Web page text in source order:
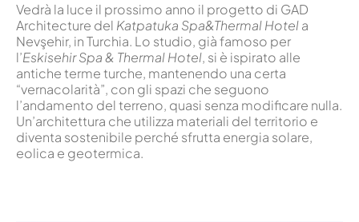
Vedrà la luce il prossimo anno il progetto di GAD
Architecture del Katpatuka Spa&Thermal Hotela
Nevşehir, in Turchia. Lo studio, già famoso per
l’Eskisehir Spa & Thermal Hotel, si è ispirato alle
antiche terme turche, mantenendo una certa
“vernacolarità”, con gli spazi che seguono
l’andamento del terreno, quasi senza modificare nulla.
Un’architettura che utilizza materiali del territorio e
diventa sostenibile perché sfrutta energia solare,
eolica e geotermica.